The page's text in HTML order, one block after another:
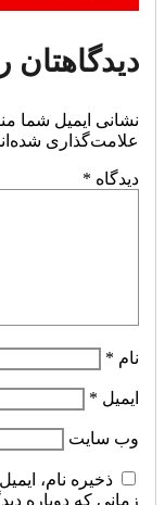
دیدگاهتان
نشانی ایمیل شما
علامت‌گذاری
دیدگاه *
نام *
ایمیل *
وب‌ سایت
ذخیره نام،
زمانی که دوباره